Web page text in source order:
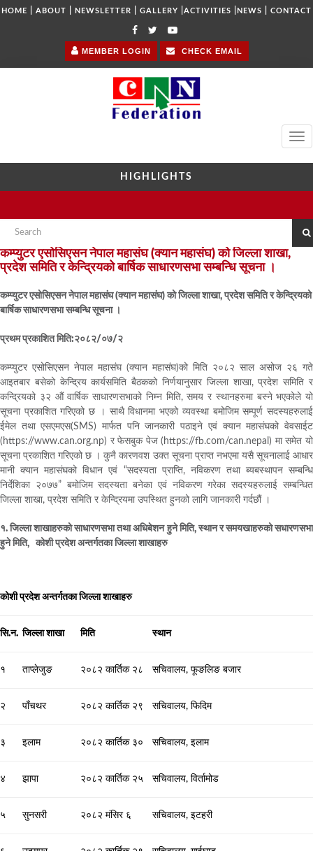
HOME ABOUT NEWSLETTER GALLERY ACTIVITIES NEWS CONTACT
MEMBER LOGIN CHECK EMAIL
HIGHLIGHTS
कम्प्युटर एसोसिएसन नेपाल महासंघ (क्यान महासंघ) को जिल्ला शाखा,
प्रदेश समिति र केन्द्रियको बार्षिक साधारणसभा सम्बन्धि सूचना ।
कम्प्युटर एसोसिएसन नेपाल महासंघ (क्यान महासंघ) को जिल्ला शाखा, प्रदेश समिति र केन्द्रियको
बार्षिक साधारणसभा सम्बन्धि सूचना ।
प्रथम प्रकाशित मिति:२०८२/०७/२
कम्प्युटर एसोसिएसन नेपाल महासंघ (क्यान महासंघ)को मिति २०८२ साल असोज २६ गते
आइतबार बसेको केन्द्रिय कार्यसमिति बैठकको निर्णयानुसार जिल्ला शाखा, प्रदेश समिति र
कन्द्रियको ३२ औं वार्षिक साधारणसभाको निम्न मिति, समय र स्थानहरुमा बस्ने भएकोले यो
सूचना प्रकाशित गरिएको छ । साथै विधानमा भएको व्यवस्था बमोजिम सम्पूर्ण सदस्यहरुलाई
ईमेल तथा एसएमएस(SMS) मार्फत पनि जानकारी पठाइने एवं क्यान महासंघको वेवसाईट
(https://www.can.org.np) र फेसबुक पेज (https://fb.com/can.nepal) मा समेत यो
सूचना प्रकाशित गरिएको छ । कुनै कारणवश उक्त सूचना प्राप्त नभएमा यसै सूचनालाई आधार
मानी क्यान महासंघको विधान एवं “सदस्यता प्राप्ति, नविकरण तथा ब्यबस्थापन सम्बन्धि
निर्देशिका २०७७” बमोजिम सदस्यता बनेका एवं नविकरण गरेका सदस्यहरुलाई सम्बन्धित
जिल्ला शाखा, प्रदेश समिति र केन्द्रियमा उपस्थित हुनको लागि जानकारी गर्दछौं ।
१. जिल्ला शाखाहरुको साधारणसभा तथा अधिबेशन हुने मिति, स्थान र समयखाहरुको सधारणसभा
हुने मिति, कोशी प्रदेश अन्तर्गतका जिल्ला शाखाहरु
कोशी प्रदेश अन्तर्गतका जिल्ला शाखाहरु
सि.न. जिल्ला शाखा मिति स्थान
१ ताप्लेजुङ २०८२ कार्तिक २८ सचिवालय, फूङलिङ बजार
२ पाँचथर २०८२ कार्तिक २९ सचिवालय, फिदिम
३ इलाम २०८२ कार्तिक ३० सचिवालय, इलाम
४ झापा २०८२ कार्तिक २५ सचिवालय, विर्तामोड
५ सुनसरी २०८२ मंसिर ६ सचिवालय, इटहरी